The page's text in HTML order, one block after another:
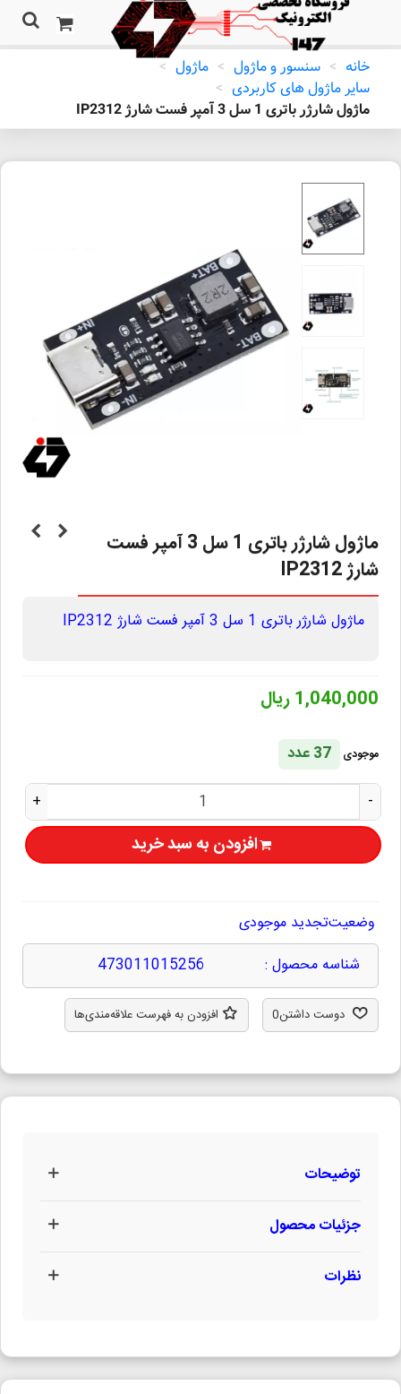
خانه > سنسور و ماژول > ماژول >
سایر ماژول های کاربردی >
ماژول شارژر باتری 1 سل 3 آمپر فست شارژ IP2312
ماژول شارژر باتری 1 سل 3 آمپر فست
شارژ IP2312
ماژول شارژر باتری 1 سل 3 آمپر فست شارژ IP2312
1,040,000 ریال
موجودی
37 عدد
-
+
افزودن به سبد خرید
وضعیتتجدید موجودی
شناسه محصول :
473011015256
دوست داشتن0 افزودن به فهرست علاقه‌مندی‌ها
توضیحات
جزئیات محصول
نظرات